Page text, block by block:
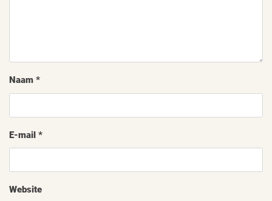
Naam *
E-mail *
Website